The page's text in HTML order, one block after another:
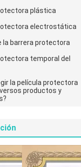
plástica
electrostática
la barrera protectora
temporal del
la película protectora
productos y